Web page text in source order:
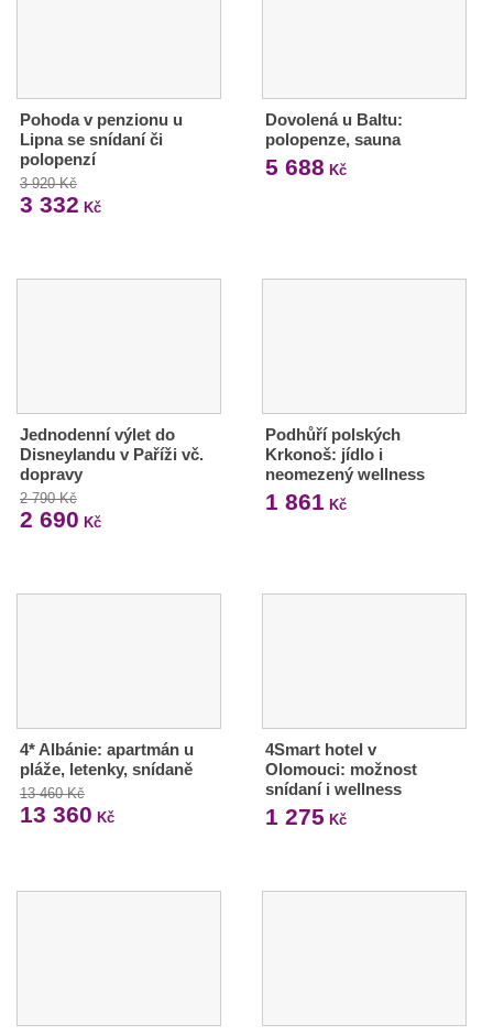
Pohoda v penzionu u
Lipna se snídaní či
polopenzí
3 920 Kč
3 332 Kč
Dovolená u Baltu:
polopenze, sauna
5 688 Kč
Jednodenní výlet do
Disneylandu v Paříži vč.
dopravy
2 790 Kč
2 690 Kč
Podhůří polských
Krkonoš: jídlo i
neomezený wellness
1 861 Kč
4* Albánie: apartmán u
pláže, letenky, snídaně
13 460 Kč
13 360 Kč
4Smart hotel v
Olomouci: možnost
snídaní i wellness
1 275 Kč